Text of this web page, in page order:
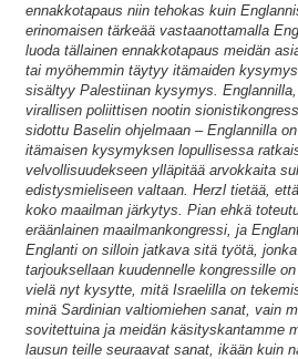
ennakkotapaus niin tehokas kuin
erinomaisen tärkeää vastaanottamalla
luoda tällainen ennakkotapaus meidän
tai myöhemmin täytyy itämaiden
sisältyy Palestiinan kysymys.
virallisen poliittisen nootin
sidottu Baselin ohjelmaan – Englannilla
itämaisen kysymyksen lopullisessa
velvollisuudekseen ylläpitää arvokkaita
edistysmieliseen valtaan. Herzl tietää,
koko maailman järkytys. Pian ehkä
eräänlainen maailmankongressi, ja
Englanti on silloin jatkava sitä työtä,
tarjouksellaan kuudennelle kongressille
vielä nyt kysytte, mitä Israelilla on
minä Sardinian valtiomiehen sanat, vain
sovitettuina ja meidän käsityskantamme
lausun teille seuraavat sanat, ikään kuin